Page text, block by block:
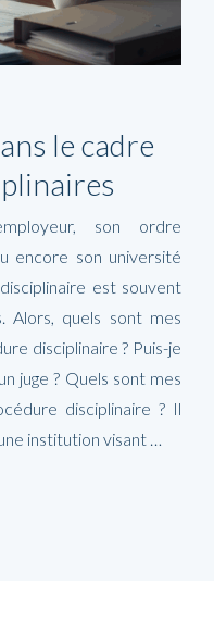
le cadre
son ordre
encore son université
est souvent
Alors, quels sont mes
disciplinaire ? Puis-je
juge ? Quels sont mes
disciplinaire ? Il
institution visant …